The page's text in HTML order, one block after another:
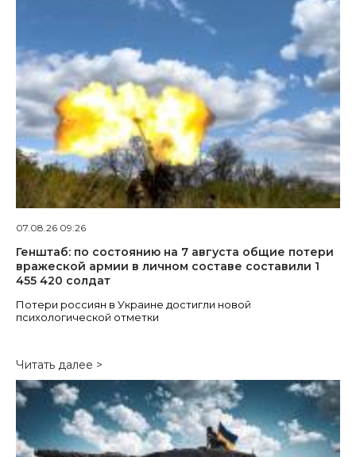
07.08.26 09:26
Генштаб: по состоянию на 7 августа общие потери
вражеской армии в личном составе составили 1
455 420 солдат
Потери россиян в Украине достигли новой
психологической отметки
Читать далее >